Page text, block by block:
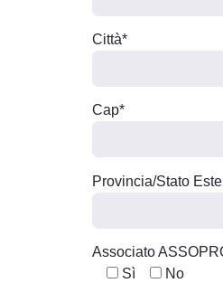
Città*
Cap*
Provincia/Stato
Associato
Sì
No